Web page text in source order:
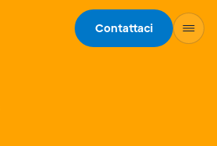
Contattaci